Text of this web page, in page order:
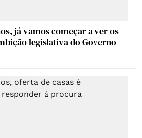
já vamos começar a ver os
legislativa do Governo